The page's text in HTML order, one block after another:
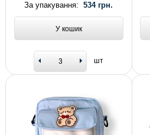
За упакування:534 грн.
У кошик
шт